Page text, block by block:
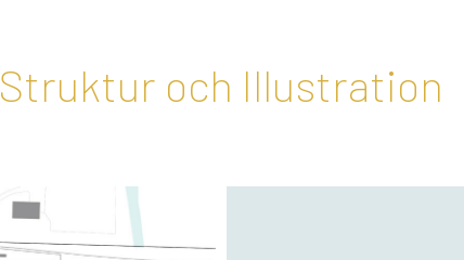
Struktur och Illustration